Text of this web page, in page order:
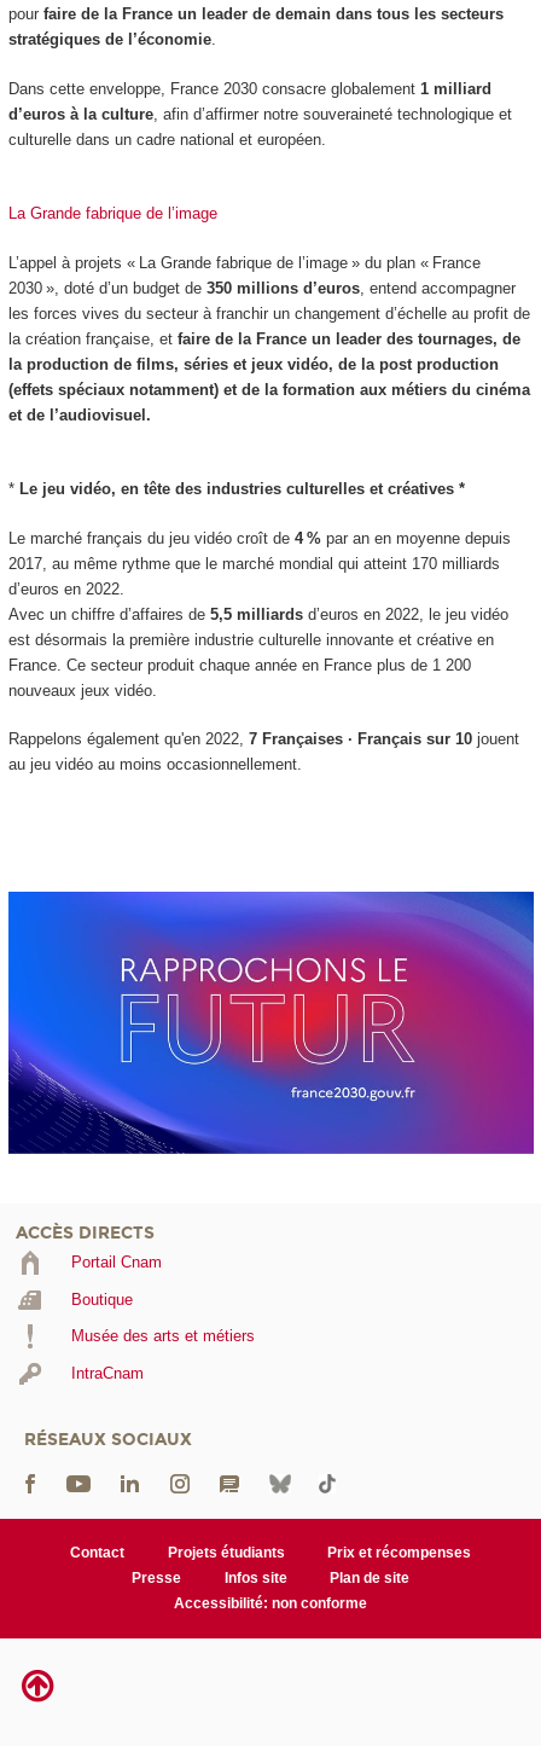
pour faire de la France un leader de demain dans tous les secteurs
stratégiques de l’économie.
Dans cette enveloppe, France 2030 consacre globalement 1 milliard
d’euros à la culture, afin d’affirmer notre souveraineté technologique et
culturelle dans un cadre national et européen.
La Grande fabrique de l’image
L’appel à projets « La Grande fabrique de l’image » du plan « France
2030 », doté d’un budget de 350 millions d’euros, entend accompagner
les forces vives du secteur à franchir un changement d’échelle au profit de
la création française, et faire de la France un leader des tournages, de
la production de films, séries et jeux vidéo, de la post production
(effets spéciaux notamment) et de la formation aux métiers du cinéma
et de l’audiovisuel.
* Le jeu vidéo, en tête des industries culturelles et créatives *
Le marché français du jeu vidéo croît de 4 %par an en moyenne depuis
2017, au même rythme que le marché mondial qui atteint 170 milliards
d’euros en 2022.
Avec un chiffre d’affaires de 5,5 milliardsd’euros en 2022, le jeu vidéo
est désormais la première industrie culturelle innovante et créative en
France. Ce secteur produit chaque année en France plus de 1 200
nouveaux jeux vidéo.
Rappelons également qu'en 2022, 7 Françaises · Français sur 10jouent
au jeu vidéo au moins occasionnellement.
ACCÈS DIRECTS
Portail Cnam
Boutique
Musée des arts et métiers
IntraCnam
RÉSEAUX SOCIAUX
Contact Projets étudiants
Prix et récompenses
Presse
Infos site
Plan de site
Accessibilité: non conforme